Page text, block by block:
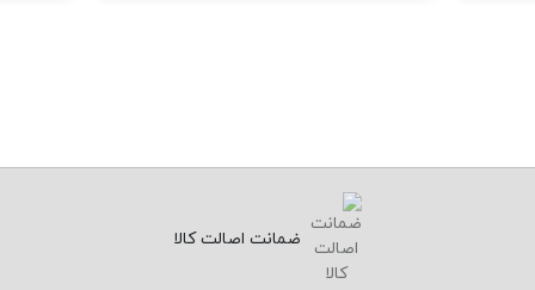
ضمانت اصالت کالا